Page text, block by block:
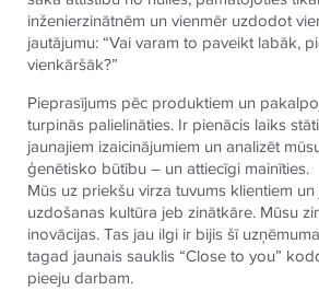
inženierzinātnēm un vienmēr uzdodot
jautājumu: “Vai varam to paveikt labāk,
vienkāršāk?”
Pieprasījums pēc produktiem un
turpinās palielināties. Ir pienācis laiks
jaunajiem izaicinājumiem un analizēt
ģenētisko būtību – un attiecīgi mainīties.
Mūs uz priekšu virza tuvums klientiem
uzdošanas kultūra jeb zinātkāre. Mūsu
inovācijas. Tas jau ilgi ir bijis šī
tagad jaunais sauklis “Close to you”
pieeju darbam.